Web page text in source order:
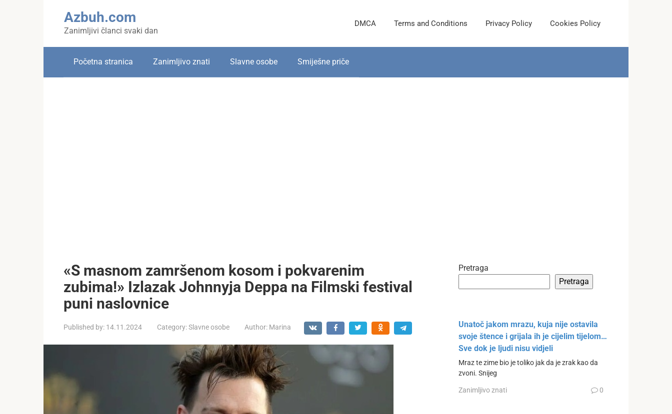
Azbuh.com
Zanimljivi članci svaki dan
DMCA Terms and Conditions Privacy Policy Cookies Policy
Početna stranica Zanimljivo znati Slavne osobe Smiješne priče
«S masnom zamršenom kosom i pokvarenim
zubima!» Izlazak Johnnyja Deppa na Filmski festival
puni naslovnice
Published by: 14.11.2024 Category:Slavne osobe Author: Marina
Pretraga
Pretraga
Unatoč jakom mrazu, kuja nije ostavila
svoje štence i grijala ih je cijelim tijelom…
Sve dok je ljudi nisu vidjeli
Mraz te zime bio je toliko jak da je zrak kao da
zvoni. Snijeg
Zanimljivo znati 0